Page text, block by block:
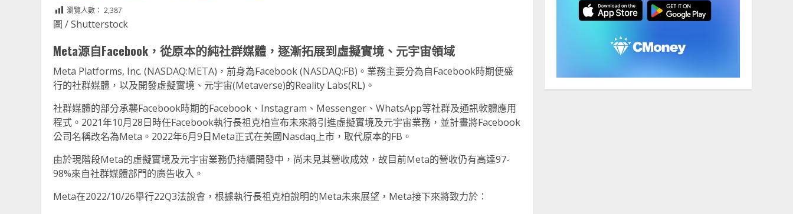
瀏覽人數： 2,387
圖 / Shutterstock
Meta源自Facebook，從原本的純社群媒體，逐漸拓展到虛擬實境、元宇宙領域
Meta Platforms, Inc. (NASDAQ:META)，前身為Facebook (NASDAQ:FB)。業務主要分為自Facebook時期便盛
行的社群媒體，以及開發虛擬實境、元宇宙(Metaverse)的Reality Labs(RL)。
社群媒體的部分承襲Facebook時期的Facebook、Instagram、Messenger、WhatsApp等社群及通訊軟體應用
程式。2021年10月28日時任Facebook執行長祖克柏宣布未來將引進虛擬實境及元宇宙業務，並計畫將Facebook
公司名稱改名為Meta。2022年6月9日Meta正式在美國Nasdaq上市，取代原本的FB。
由於現階段Meta的虛擬實境及元宇宙業務仍持續開發中，尚未見其營收成效，故目前Meta的營收仍有高達97-
98%來自社群媒體部門的廣告收入。
Meta在2022/10/26舉行22Q3法說會，根據執行長祖克柏說明的Meta未來展望，Meta接下來將致力於：